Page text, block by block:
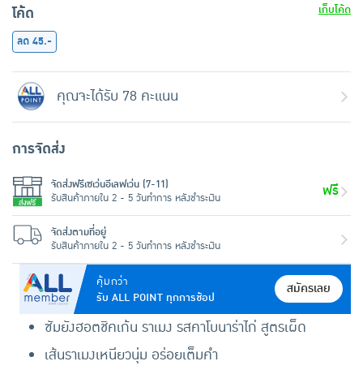
คุ้มกว่า
รับ ALL POINT ทุกการช้อป
สมัครเลย
ซัมยังฮอตชิคเก้น ราเมง รสคาโบนาร่าไก่ สูตรเผ็ด
เส้นราเมงเหนียวนุ่ม อร่อยเต็มคำ
โค้ด
เก็บโค้ด
ลด 45.-
คุณจะได้รับ 78 คะแนน
การจัดส่ง
จัดส่งฟรีเซเว่นอีเลฟเว่น (7-11)
รับสินค้าภายใน 2 - 5 วันทำการ หลังชำระเงิน
ฟรี
จัดส่งตามที่อยู่
รับสินค้าภายใน 2 - 5 วันทำการ หลังชำระเงิน